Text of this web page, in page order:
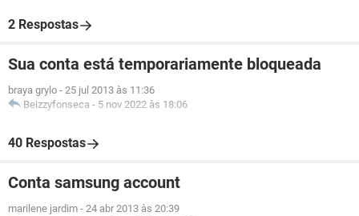
2 Respostas
Sua conta está temporariamente bloqueada
braya grylo - 25 jul 2013 às 11:36
Beizzyfonseca - 5 nov 2022 às 18:06
40 Respostas
Conta samsung account
marilene jardim - 24 abr 2013 às 20:39